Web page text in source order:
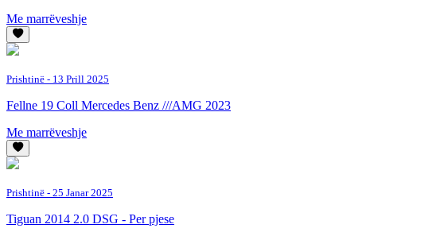
Me marrëveshje
Prishtinë - 13 Prill 2025
Fellne 19 Coll Mercedes Benz ///AMG 2023
Me marrëveshje
Prishtinë - 25 Janar 2025
Tiguan 2014 2.0 DSG - Per pjese